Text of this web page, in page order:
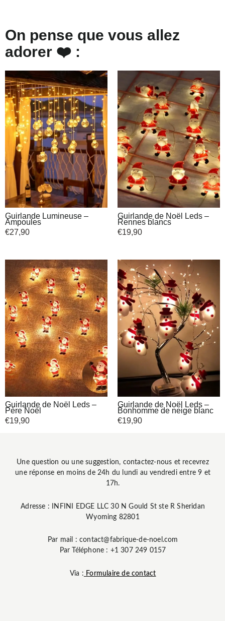
On pense que vous allez
adorer ❤️ :
Guirlande Lumineuse –
Ampoules
€27,90
Guirlande de Noël Leds –
Rennes blancs
€19,90
Guirlande de Noël Leds –
Père Noël
€19,90
Guirlande de Noël Leds –
Bonhomme de neige blanc
€19,90
Une question ou une suggestion, contactez-nous et recevrez
une réponse en moins de 24h du lundi au vendredi entre 9 et
17h.
Adresse : INFINI EDGE LLC 30 N Gould St ste R Sheridan
Wyoming 82801
Par mail : contact@fabrique-de-noel.com
Par Téléphone : +1 307 249 0157
Via : Formulaire de contact